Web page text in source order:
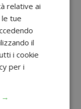
di
saprai
bicchieri
ricorda
in caso di
relative ai
le tue
il
i cookie
per i
→